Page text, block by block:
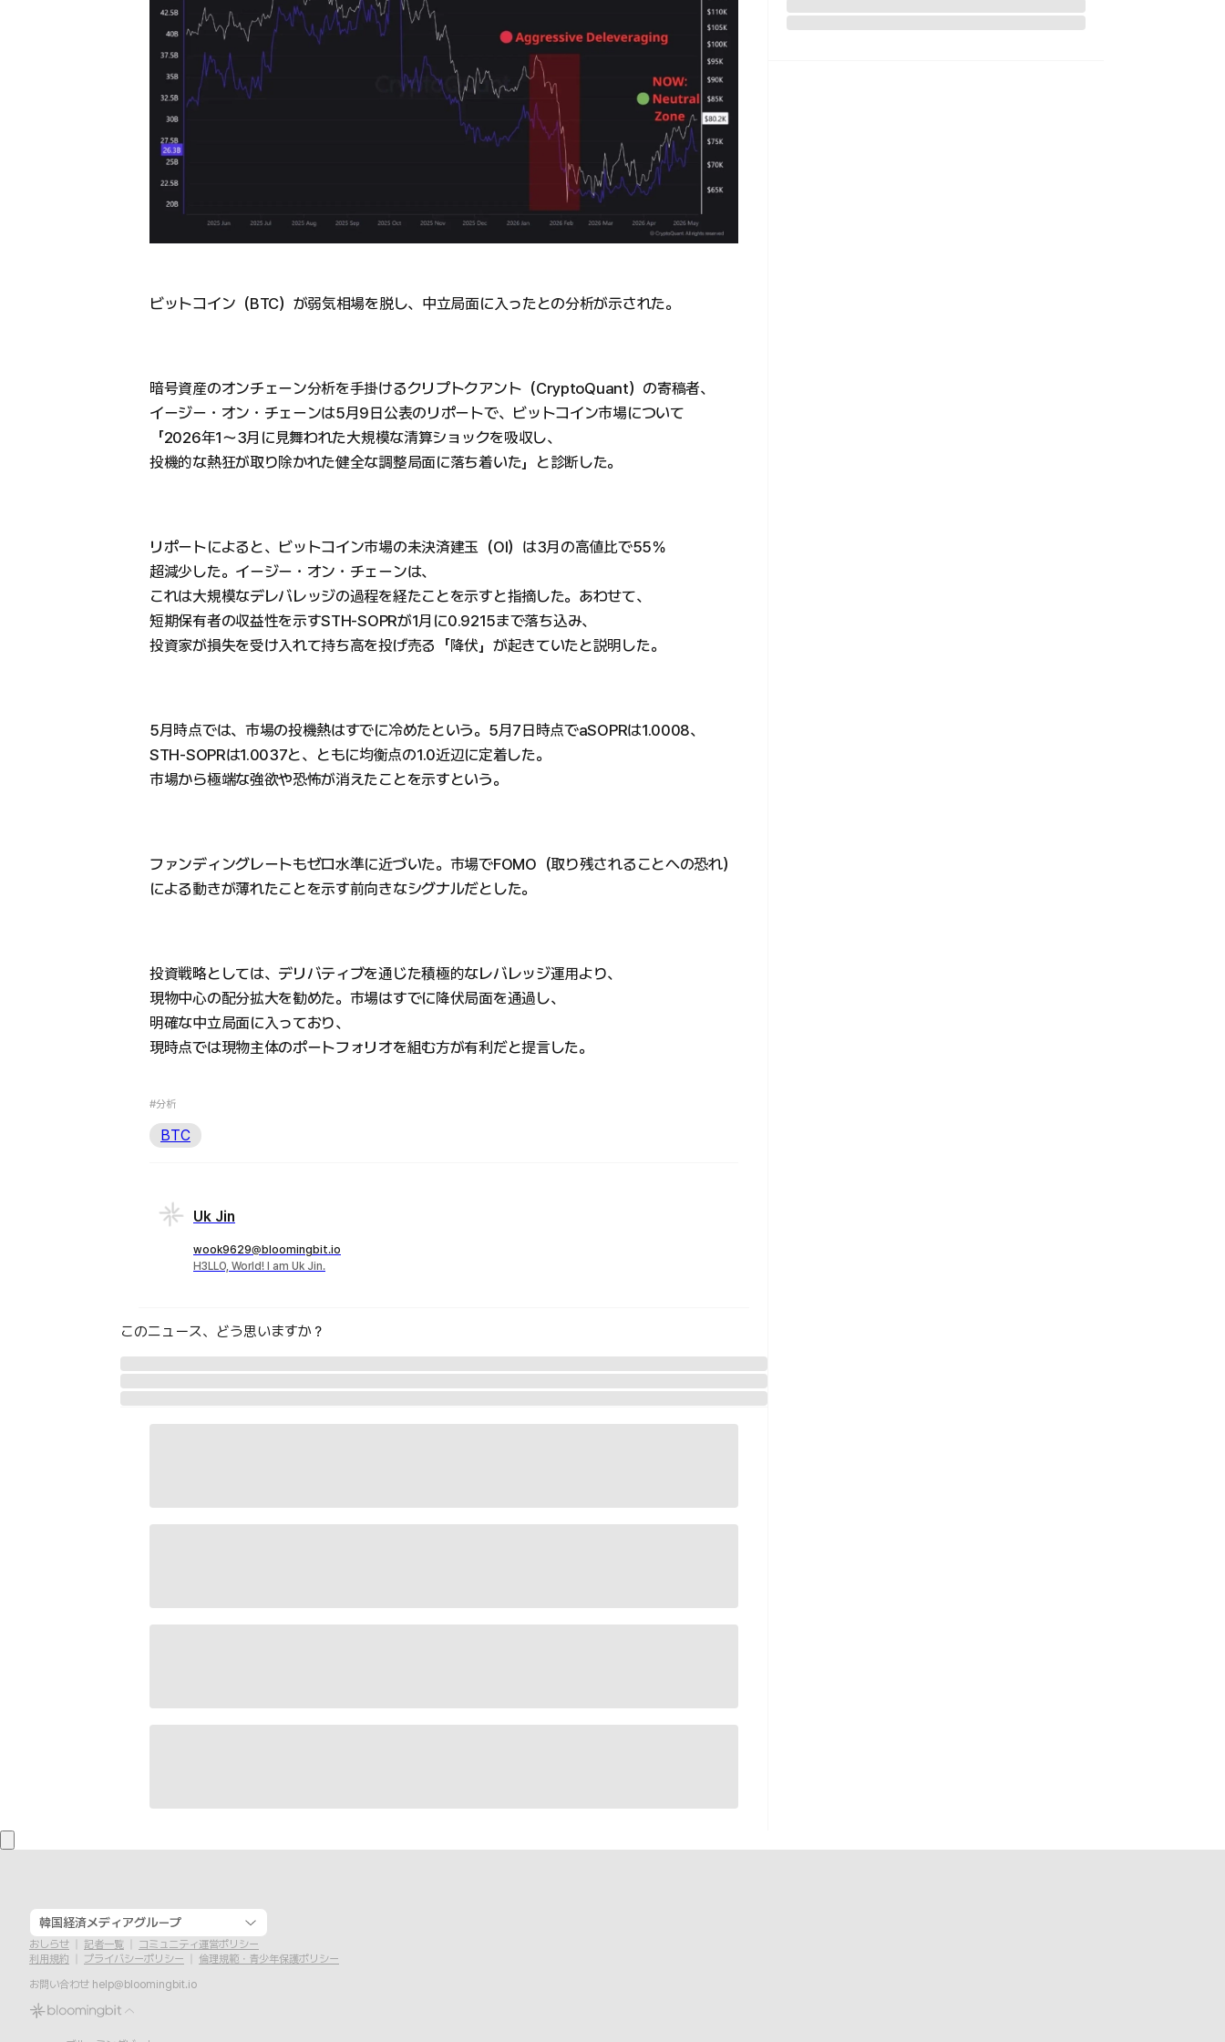
ビットコイン（BTC）が弱気相場を脱し、中立局面に入ったとの分析が示された。
暗号資産のオンチェーン分析を手掛けるクリプトクアント（CryptoQuant）の寄稿者、
イージー・オン・チェーンは5月9日公表のリポートで、ビットコイン市場について
「2026年1〜3月に見舞われた大規模な清算ショックを吸収し、
投機的な熱狂が取り除かれた健全な調整局面に落ち着いた」と診断した。
リポートによると、ビットコイン市場の未決済建玉（OI）は3月の高値比で55％
超減少した。イージー・オン・チェーンは、
これは大規模なデレバレッジの過程を経たことを示すと指摘した。あわせて、
短期保有者の収益性を示すSTH-SOPRが1月に0.9215まで落ち込み、
投資家が損失を受け入れて持ち高を投げ売る「降伏」が起きていたと説明した。
5月時点では、市場の投機熱はすでに冷めたという。5月7日時点でaSOPRは1.0008、
STH-SOPRは1.0037と、ともに均衡点の1.0近辺に定着した。
市場から極端な強欲や恐怖が消えたことを示すという。
ファンディングレートもゼロ水準に近づいた。市場でFOMO（取り残されることへの恐れ）
による動きが薄れたことを示す前向きなシグナルだとした。
投資戦略としては、デリバティブを通じた積極的なレバレッジ運用より、
現物中心の配分拡大を勧めた。市場はすでに降伏局面を通過し、
明確な中立局面に入っており、
現時点では現物主体のポートフォリオを組む方が有利だと提言した。
#分析
BTC
Uk Jin
wook9629@bloomingbit.io
H3LLO, World! I am Uk Jin.
このニュース、どう思いますか？
韓国経済メディアグループ
おしらせ 記者一覧
コミュニティ運営ポリシー
利用規約
プライバシーポリシー
倫理規範・青少年保護ポリシー
お問い合わせ help@bloomingbit.io